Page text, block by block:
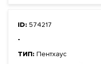
ID: 574217
-
ТИП: Пентхаус